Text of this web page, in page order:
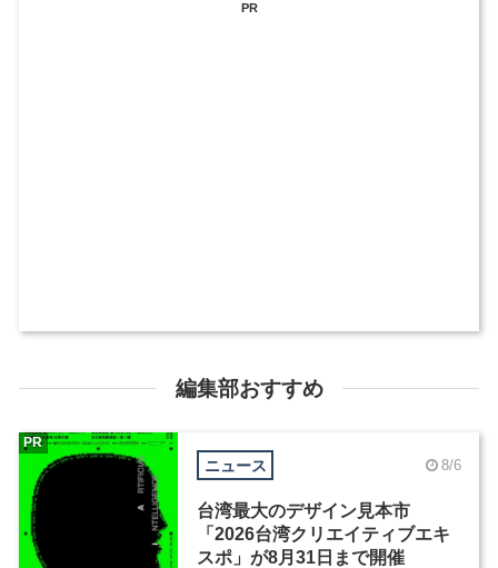
PR
編集部おすすめ
ニュース 8/6
台湾最大のデザイン見本市
「2026台湾クリエイティブエキ
スポ」が8月31日まで開催
PR